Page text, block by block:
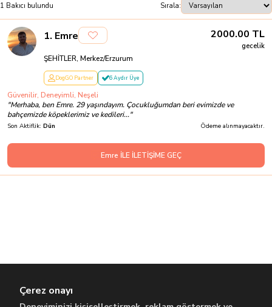
1 Bakıcı bulundu Sırala:
1. Emre 2000.00 TL
gecelik
ŞEHİTLER, Merkez/Erzurum
DogGO Partner 6 Aydır Üye
Güvenilir, Deneyimli, Neşeli
"Merhaba, ben Emre. 29 yaşındayım. Çocukluğumdan beri evimizde ve
bahçemizde köpeklerimiz ve kedileri..."
Son Aktiflik: Dün Ödeme alınmayacaktır.
Emre İLE İLETİŞİME GEÇ
Çerez onayı